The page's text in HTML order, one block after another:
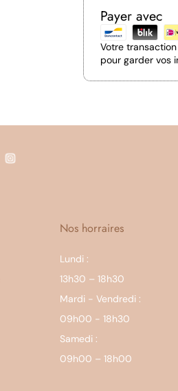
Payer avec
Votre
pour garder vos
Nos horraires
Lundi :
13h30 – 18h30
Mardi - Vendredi :
09h00 - 18h30
Samedi :
09h00 – 18h00